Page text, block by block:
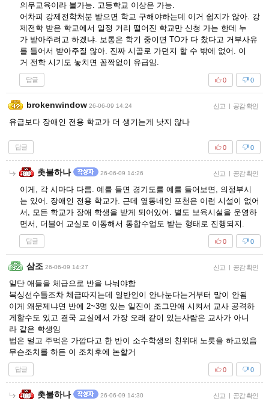
의무교육이라 불가능. 고등학교 이상은 가능.
어차피 강제전학처분 받으면 학교 구해야하는데 이거 쉽지가 않아. 강
제전학 받은 학교에서 일정 거리 떨어진 학교만 신청 가는 한데 누
가 받아주려고 하겠냐. 보통은 학기 중이면 TO가 다 찼다고 거부사유
를 들어서 받아주질 않아. 진짜 시골로 가던지 할 수 밖에 없어. 이
거 전학 시기도 놓치면 꼼짝없이 유급임.
답글 0
0
brokenwindow 26-06-09 14:24 신고 | 공감 확인
유급보다 장애인 전용 학교가 더 생기는게 낫지 않나
답글 0
0
촛불하나 26-06-09 14:26 신고 | 공감 확인
이게, 각 시마다 다름. 예를 들면 경기도를 예를 들어보면, 의정부시
는 있어. 장애인 전용 학교가. 근데 옆동네인 포천은 이런 시설이 없어
서, 모든 학교가 장애 학생을 받게 되어있어. 별도 보육시설을 운영하
면서, 더불어 교실로 이동해서 통합수업도 받는 형태로 진행되지.
답글 0
0
삼조 26-06-09 14:27 신고 | 공감 확인
일단 애들을 체급으로 반을 나눠야함
복싱선수들조차 체급따지는데 일반인이 안나눈다는거부터 말이 안됨
이게 왜문제냐면 반에 2~3명 있는 일진이 조그만애 시켜서 교사 공격하
게할수도 있고 결국 교실에서 가장 오래 같이 있는사람은 교사가 아니
라 같은 학생임
법은 멀고 주먹은 가깝다고 한 반이 소수학생의 친위대 노릇을 하고있음
무슨조치를 하든 이 조치후에 논할거
답글 0
0
촛불하나 26-06-09 14:30 신고 | 공감 확인